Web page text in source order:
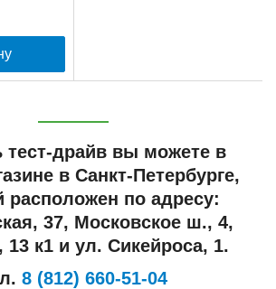
тест-драйв вы можете в
в Санкт-Петербурге,
расположен по адресу:
37, Московское ш., 4,
к1 и ул. Сикейроса, 1.
8 (812) 660-51-04